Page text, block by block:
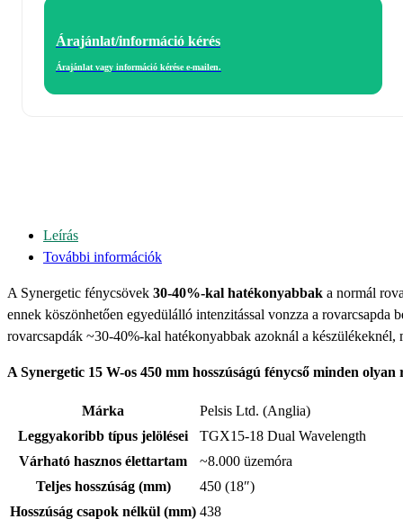
Árajánlat/információ kérés
Árajánlat vagy információ kérése e-mailen.
Leírás
További információk
A Synergetic fénycsövek 30-40%-kal hatékonyabbak a normál
ennek köszönhetően egyedülálló intenzitással vonzza a
rovarcsapdák ~30-40%-kal hatékonyabbak azoknál a
A Synergetic 15 W-os 450 mm hosszúságú fénycső minden
Márka
Pelsis Ltd. (Anglia)
Leggyakoribb típus jelölései
TGX15-18 Dual Wavelength
Várható hasznos élettartam
~8.000 üzemóra
Teljes hosszúság (mm)
450 (18″)
Hosszúság csapok nélkül (mm) 438